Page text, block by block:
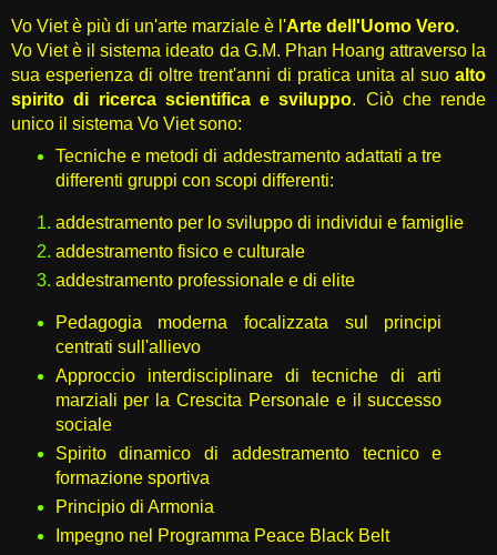
Vo Viet è più di un'arte marziale è l'Arte dell'Uomo Vero.
Vo Viet è il sistema ideato da G.M. Phan Hoang attraverso la
sua esperienza di oltre trent'anni di pratica unita al suo alto
spirito di ricerca scientifica e sviluppo. Ciò che rende
unico il sistema Vo Viet sono:
Tecniche e metodi di addestramento adattati a tre
differenti gruppi con scopi differenti:
addestramento per lo sviluppo di individui e famiglie
addestramento fisico e culturale
addestramento professionale e di elite
Pedagogia moderna focalizzata sul principi
centrati sull'allievo
Approccio interdisciplinare di tecniche di arti
marziali per la Crescita Personale e il successo
sociale
Spirito dinamico di addestramento tecnico e
formazione sportiva
Principio di Armonia
Impegno nel Programma Peace Black Belt